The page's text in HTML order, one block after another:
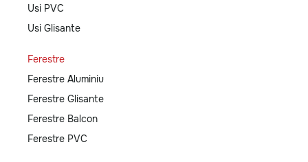
Usi PVC
Usi Glisante
Ferestre
Ferestre Aluminiu
Ferestre Glisante
Ferestre Balcon
Ferestre PVC